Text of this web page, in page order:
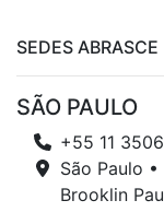
SEDES ABRASCE
SÃO PAULO
+55 11
São Paulo
Brooklin